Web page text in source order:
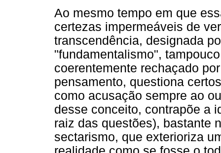
Ao mesmo tempo em que
certezas impermeáveis de
transcendência, designada
"fundamentalismo",
coerentemente rechaçado
pensamento, questiona
como acusação sempre ao
desse conceito, contrapõe a
raiz das questões), bastante
sectarismo, que exterioriza